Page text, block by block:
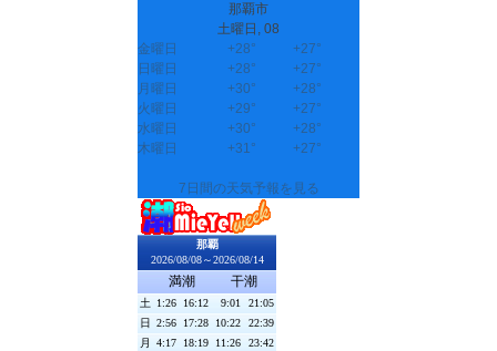
那覇市
土曜日, 08
金曜日
+28° +27°
日曜日
+28° +27°
月曜日
+30° +28°
火曜日
+29° +27°
水曜日
+30° +28°
木曜日
+31° +27°
7日間の天気予報を見る